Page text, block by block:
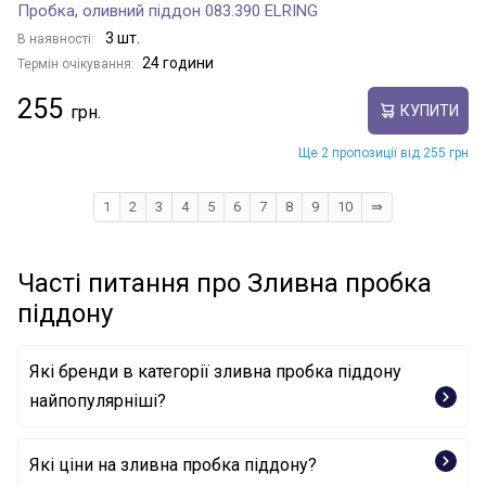
Пробка, оливний піддон 083.390 ELRING
В наявності: 3 шт.
Термін очікування: 24 години
255 КУПИТИ
Ще 2 пропозиції від 255 грн
1 2 3 4 5 6 7 8 9 10 ⇛
Часті питання про Зливна пробка
піддону
Які бренди в категорії зливна пробка піддону
найпопулярніші?
FA1
Які ціни на зливна пробка піддону?